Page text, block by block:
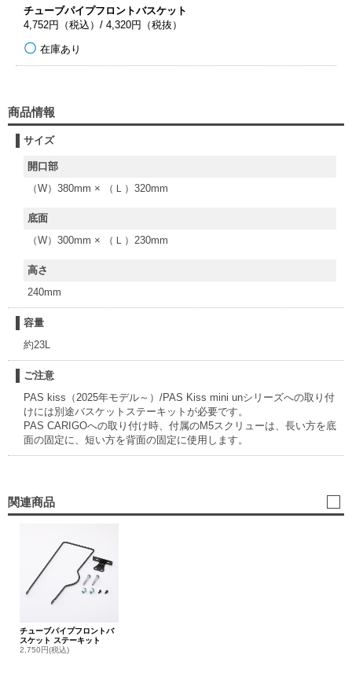
チューブパイプフロントバスケット
4,752円（税込）/ 4,320円（税抜）
在庫あり
商品情報
サイズ
開口部
（W）380mm × （Ｌ）320mm
底面
（W）300mm × （Ｌ）230mm
高さ
240mm
容量
約23L
ご注意
PAS kiss（2025年モデル～）/PAS Kiss mini unシリーズへの取り付
けには別途バスケットステーキットが必要です。
PAS CARIGOへの取り付け時、付属のM5スクリューは、長い方を底
面の固定に、短い方を背面の固定に使用します。
関連商品
チューブパイプフロントバ
スケット ステーキット
2,750円(税込)